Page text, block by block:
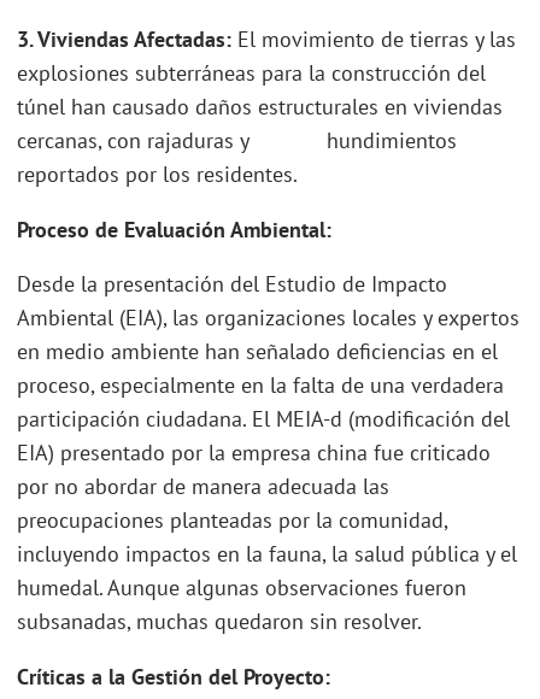
3. Viviendas Afectadas: El movimiento de tierras y las
explosiones subterráneas para la construcción del
túnel han causado daños estructurales en viviendas
cercanas, con rajaduras y hundimientos
reportados por los residentes.
Proceso de Evaluación Ambiental:
Desde la presentación del Estudio de Impacto
Ambiental (EIA), las organizaciones locales y expertos
en medio ambiente han señalado deficiencias en el
proceso, especialmente en la falta de una verdadera
participación ciudadana. El MEIA-d (modificación del
EIA) presentado por la empresa china fue criticado
por no abordar de manera adecuada las
preocupaciones planteadas por la comunidad,
incluyendo impactos en la fauna, la salud pública y el
humedal. Aunque algunas observaciones fueron
subsanadas, muchas quedaron sin resolver.
Críticas a la Gestión del Proyecto: